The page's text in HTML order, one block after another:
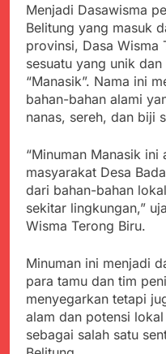
Menjadi Dasawisma
Belitung yang masuk
provinsi, Dasa Wisma
sesuatu yang unik
“Manasik”. Nama ini
bahan-bahan alami
nanas, sereh, dan biji
“Minuman Manasik
masyarakat Desa
dari bahan-bahan
sekitar lingkungan,”
Wisma Terong Biru.
Minuman ini menjadi
para tamu dan tim
menyegarkan tetapi
alam dan potensi
sebagai salah satu